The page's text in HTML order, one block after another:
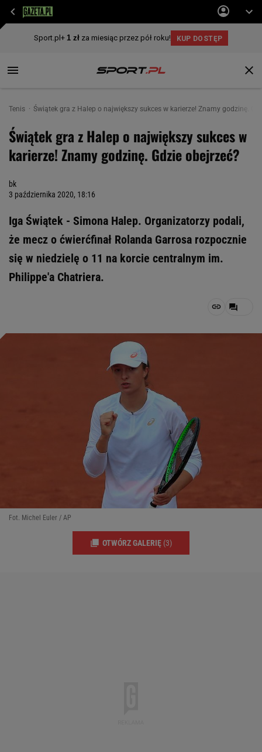
Tenis Świątek gra z Halep o największy sukces w karierze! Znamy godzinę.
Świątek gra z Halep o największy sukces w
karierze! Znamy godzinę. Gdzie obejrzeć?
bk
3 października 2020, 18:16
Iga Świątek - Simona Halep. Organizatorzy podali,
że mecz o ćwierćfinał Rolanda Garrosa rozpocznie
się w niedzielę o 11 na korcie centralnym im.
Philippe'a Chatriera.
Fot. Michel Euler / AP
OTWÓRZ GALERIĘ (3)